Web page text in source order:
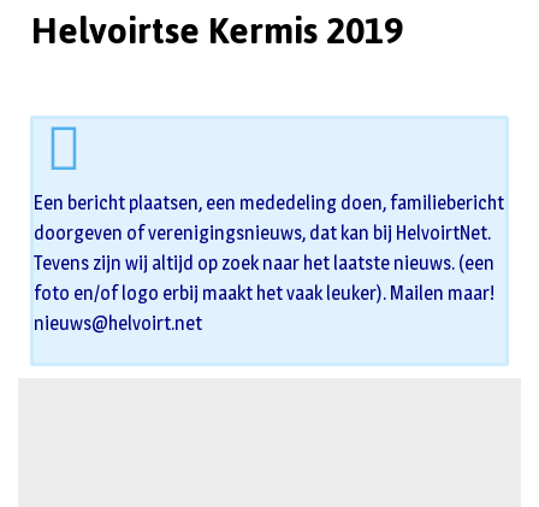
Helvoirtse Kermis 2019
Een bericht plaatsen, een mededeling doen, familiebericht
doorgeven of verenigingsnieuws, dat kan bij HelvoirtNet.
Tevens zijn wij altijd op zoek naar het laatste nieuws. (een
foto en/of logo erbij maakt het vaak leuker). Mailen maar!
nieuws@helvoirt.net